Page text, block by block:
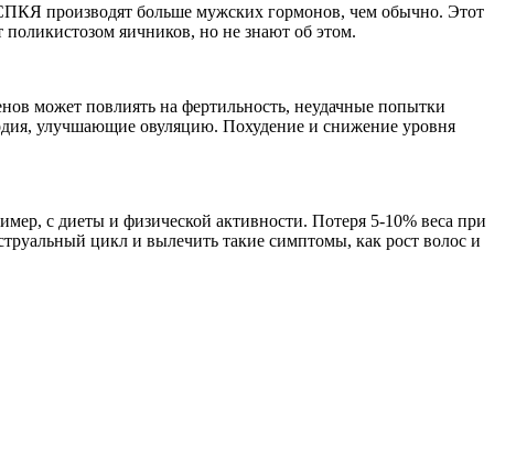
производят больше мужских гормонов, чем обычно. Этот
яичников, но не знают об этом.
может повлиять на фертильность, неудачные попытки
улучшающие овуляцию. Похудение и снижение уровня
с диеты и физической активности. Потеря 5-10% веса при
цикл и вылечить такие симптомы, как рост волос и